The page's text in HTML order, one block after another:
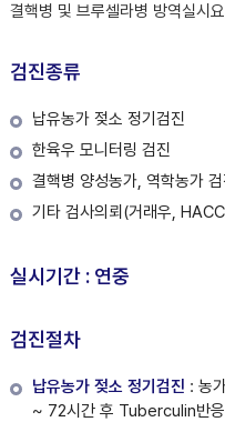
결핵병 및 브루셀라병 방역실시
검진종류
납유농가 젖소 정기검진
한육우 모니터링 검진
결핵병 양성농가, 역학농가 검
기타 검사의뢰(거래우,
실시기간 : 연중
검진절차
납유농가 젖소 정기검진 : 농
~ 72시간 후 Tuberculin반